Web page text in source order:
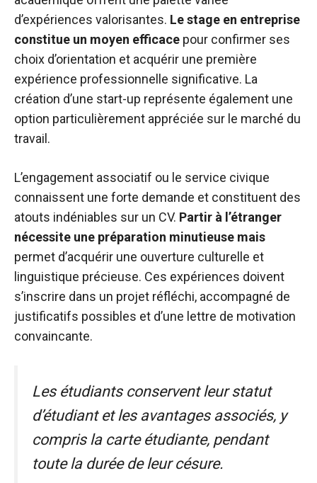
d’expériences valorisantes. Le stage en entreprise
constitue un moyen efficace pour confirmer ses
choix d’orientation et acquérir une première
expérience professionnelle significative. La
création d’une start-up représente également une
option particulièrement appréciée sur le marché du
travail.
L’engagement associatif ou le service civique
connaissent une forte demande et constituent des
atouts indéniables sur un CV. Partir à l’étranger
nécessite une préparation minutieuse mais
permet d’acquérir une ouverture culturelle et
linguistique précieuse. Ces expériences doivent
s’inscrire dans un projet réfléchi, accompagné de
justificatifs possibles et d’une lettre de motivation
convaincante.
Les étudiants conservent leur statut
d’étudiant et les avantages associés, y
compris la carte étudiante, pendant
toute la durée de leur césure.